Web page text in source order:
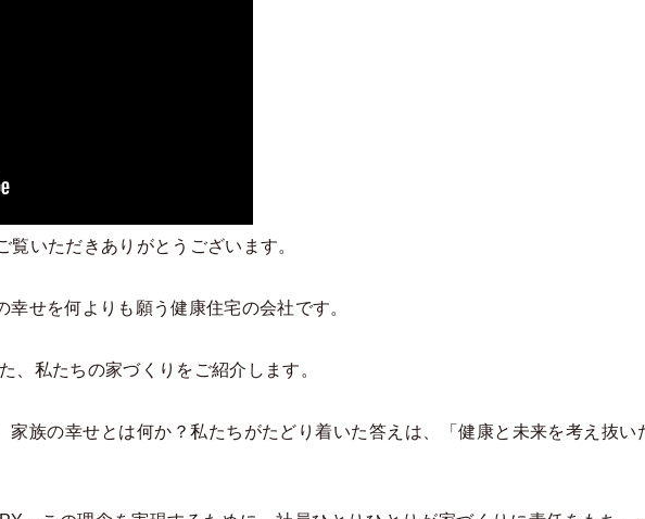
いただきありがとうございます。
せを何よりも願う健康住宅の会社です。
、私たちの家づくりをご紹介します。
家族の幸せとは何か？私たちがたどり着いた答えは、「健康と未来を考え抜い